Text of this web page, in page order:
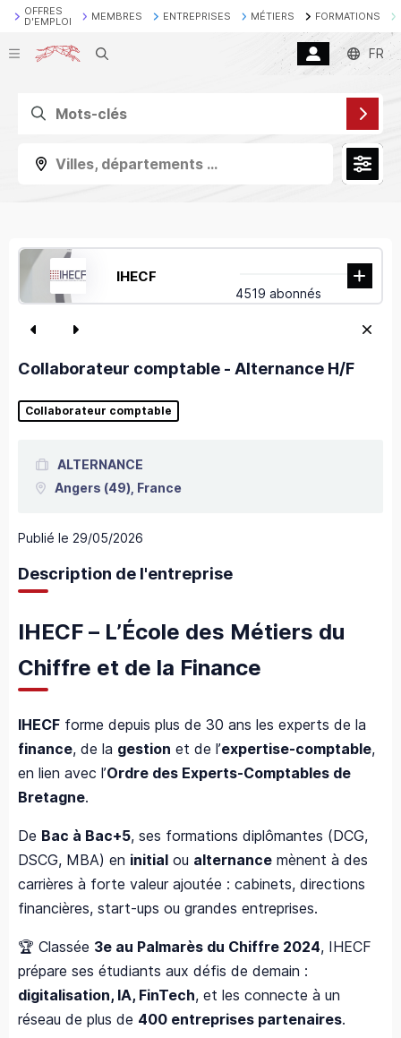
OFFRES
D'EMPLOI
MEMBRES ENTREPRISES MÉTIERS FORMATIONS
Recherche FR
Villes, départements ...
IHECF
4519 abonnés
Collaborateur comptable - Alternance H/F
Collaborateur comptable
ALTERNANCE
Angers (49), France
Publié le 29/05/2026
Description de l'entreprise
IHECF – L’École des Métiers du
Chiffre et de la Finance
IHECF forme depuis plus de 30 ans les experts de la
finance, de la gestion et de l’expertise-comptable,
en lien avec l’Ordre des Experts-Comptables de
Bretagne.
De Bac à Bac+5, ses formations diplômantes (DCG,
DSCG, MBA) en initial ou alternance mènent à des
carrières à forte valeur ajoutée : cabinets, directions
financières, start-ups ou grandes entreprises.
🏆 Classée 3e au Palmarès du Chiffre 2024, IHECF
prépare ses étudiants aux défis de demain :
digitalisation, IA, FinTech, et les connecte à un
réseau de plus de 400 entreprises partenaires.